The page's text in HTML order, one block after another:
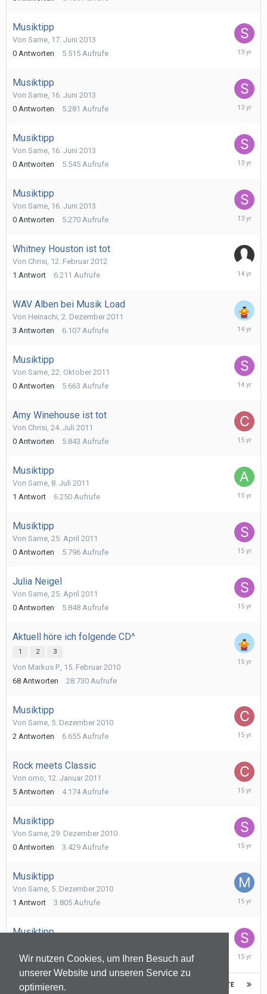
Wir nutzen Cookies, um Ihren Besuch auf
unserer Website und unseren Service zu
optimieren.
Musiktipp
Von Same, 17. Juni 2013
0 Antworten 5.515 Aufrufe
17.
Musiktipp
Von Same, 16. Juni 2013
0 Antworten 5.281 Aufrufe
16.
Musiktipp
Von Same, 16. Juni 2013
0 Antworten 5.545 Aufrufe
16.
Musiktipp
Von Same, 16. Juni 2013
0 Antworten 5.270 Aufrufe
16.
Whitney Houston ist tot
Von Chrisi, 12. Februar 2012
1 Antwort 6.211 Aufrufe
12.
WAV Alben bei Musik Load
Von Heinachi, 2. Dezember 2011
3 Antworten 6.107 Aufrufe
17.
Musiktipp
Von Same, 22. Oktober 2011
0 Antworten 5.663 Aufrufe
22.
Amy Winehouse ist tot
Von Chrisi, 24. Juli 2011
0 Antworten 5.843 Aufrufe
24.
Musiktipp
Von Same, 8. Juli 2011
1 Antwort 6.250 Aufrufe
11.
Musiktipp
Von Same, 25. April 2011
0 Antworten 5.796 Aufrufe
25.
Julia Neigel
Von Same, 25. April 2011
0 Antworten 5.848 Aufrufe
25.
Aktuell höre ich folgende CD^
1 2 3
Von Markus P., 15. Februar 2010
68 Antworten 28.730 Aufrufe
1.
Musiktipp
Von Same, 5. Dezember 2010
2 Antworten 6.655 Aufrufe
17.
Rock meets Classic
Von omo, 12. Januar 2011
5 Antworten 4.174 Aufrufe
16.
Musiktipp
Von Same, 29. Dezember 2010
0 Antworten 3.429 Aufrufe
29.
Musiktipp
Von Same, 5. Dezember 2010
1 Antwort 3.805 Aufrufe
6.
Musiktipp
Antworten 3.476 Aufrufe
24.
2010
VORHERIGE NÄCHSTE